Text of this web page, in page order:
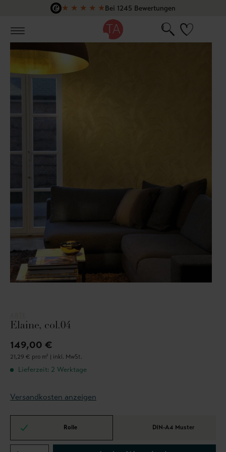
Zum Hauptinhalt springen
★ ★ ★ ★ ★Bei 1245 Bewertungen
Elaine, col.04
149,00 €
21,29 € pro m² | inkl. MwSt.
Lieferzeit: 2 Werktage
Versandkosten anzeigen
Rolle DIN-A4 Muster